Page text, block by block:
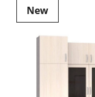
New